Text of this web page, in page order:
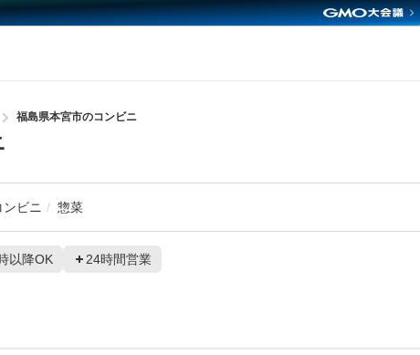
福島県本宮市のコンビニ
ンビニ 惣菜
以降OK 24時間営業